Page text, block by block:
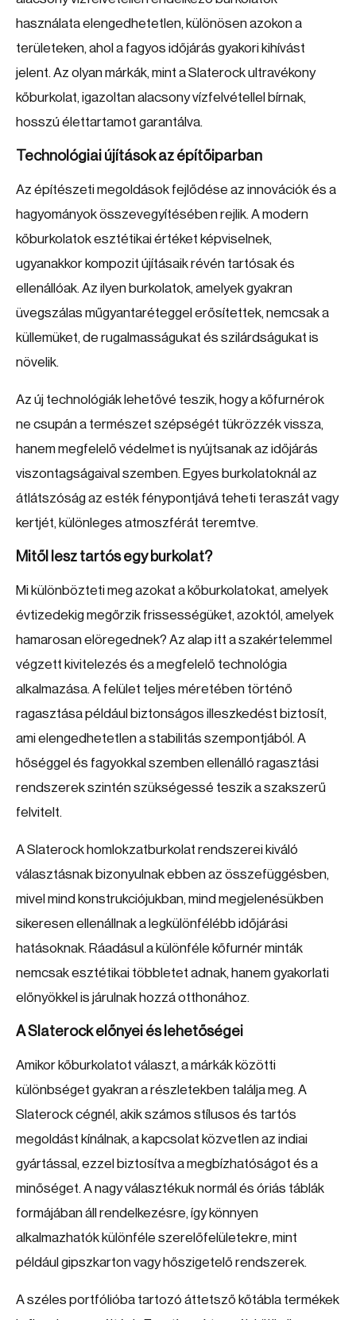
használata elengedhetetlen, különösen azokon a
területeken, ahol a fagyos időjárás gyakori kihívást
jelent. Az olyan márkák, mint a Slaterock ultravékony
kőburkolat, igazoltan alacsony vízfelvétellel bírnak,
hosszú élettartamot garantálva.
Technológiai újítások az építőiparban
Az építészeti megoldások fejlődése az innovációk és a
hagyományok összevegyítésében rejlik. A modern
kőburkolatok esztétikai értéket képviselnek,
ugyanakkor kompozit újításaik révén tartósak és
ellenállóak. Az ilyen burkolatok, amelyek gyakran
üvegszálas műgyantaréteggel erősítettek, nemcsak a
küllemüket, de rugalmasságukat és szilárdságukat is
növelik.
Az új technológiák lehetővé teszik, hogy a kőfurnérok
ne csupán a természet szépségét tükrözzék vissza,
hanem megfelelő védelmet is nyújtsanak az időjárás
viszontagságaival szemben. Egyes burkolatoknál az
átlátszóság az esték fénypontjává teheti teraszát vagy
kertjét, különleges atmoszférát teremtve.
Mitől lesz tartós egy burkolat?
Mi különbözteti meg azokat a kőburkolatokat, amelyek
évtizedekig megőrzik frissességüket, azoktól, amelyek
hamarosan elöregednek? Az alap itt a szakértelemmel
végzett kivitelezés és a megfelelő technológia
alkalmazása. A felület teljes méretében történő
ragasztása például biztonságos illeszkedést biztosít,
ami elengedhetetlen a stabilitás szempontjából. A
hőséggel és fagyokkal szemben ellenálló ragasztási
rendszerek szintén szükségessé teszik a szakszerű
felvitelt.
A Slaterock homlokzatburkolat rendszerei kiváló
választásnak bizonyulnak ebben az összefüggésben,
mivel mind konstrukciójukban, mind megjelenésükben
sikeresen ellenállnak a legkülönfélébb időjárási
hatásoknak. Ráadásul a különféle kőfurnér minták
nemcsak esztétikai többletet adnak, hanem gyakorlati
előnyökkel is járulnak hozzá otthonához.
A Slaterock előnyei és lehetőségei
Amikor kőburkolatot választ, a márkák közötti
különbséget gyakran a részletekben találja meg. A
Slaterock cégnél, akik számos stílusos és tartós
megoldást kínálnak, a kapcsolat közvetlen az indiai
gyártással, ezzel biztosítva a megbízhatóságot és a
minőséget. A nagy választékuk normál és óriás táblák
formájában áll rendelkezésre, így könnyen
alkalmazhatók különféle szerelőfelületekre, mint
például gipszkarton vagy hőszigetelő rendszerek.
A széles portfólióba tartozó áttetsző kőtábla termékek